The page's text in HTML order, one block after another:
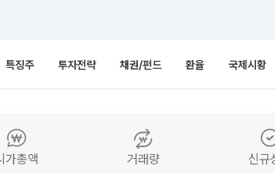
특징주 투자전략 채권/펀드 환율 국제시황
가총액 거래량 신규